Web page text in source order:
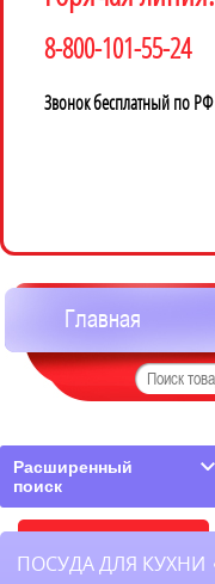
8-800-101-55-24
Звонок бесплатный по РФ
Главная
Расширенный
поиск
ПОСУДА ДЛЯ КУХНИ